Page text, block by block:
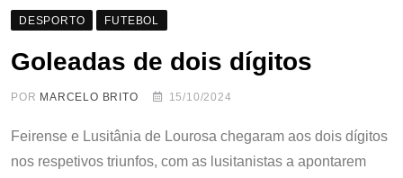
DESPORTO FUTEBOL
Goleadas de dois dígitos
POR MARCELO BRITO 15/10/2024
Feirense e Lusitânia de Lourosa chegaram aos dois dígitos
nos respetivos triunfos, com as lusitanistas a apontarem